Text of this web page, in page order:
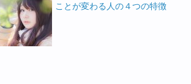
ことが変わる人の４つの特徴